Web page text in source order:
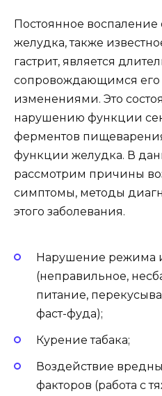
Постоянное воспаление
желудка, также
гастрит, является
сопровождающимся его
изменениями. Это
нарушению функции
ферментов
функции желудка. В
рассмотрим причины
симптомы, методы
этого заболевания.
Нарушение режима
(неправильное,
питание,
фаст-фуда);
Курение табака;
Воздействие
факторов (работа с